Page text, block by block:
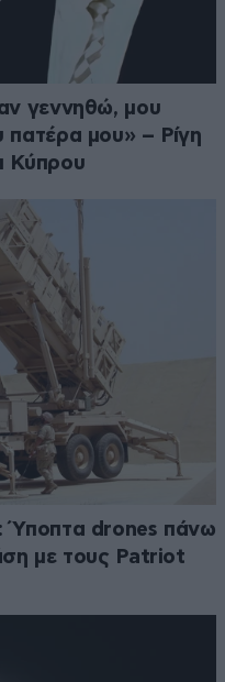
γεννηθώ, μου
πατέρα μου» – Ρίγη
Κύπρου
Ύποπτα drones πάνω
με τους Patriot